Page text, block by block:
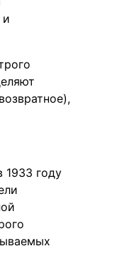
и
1933 году